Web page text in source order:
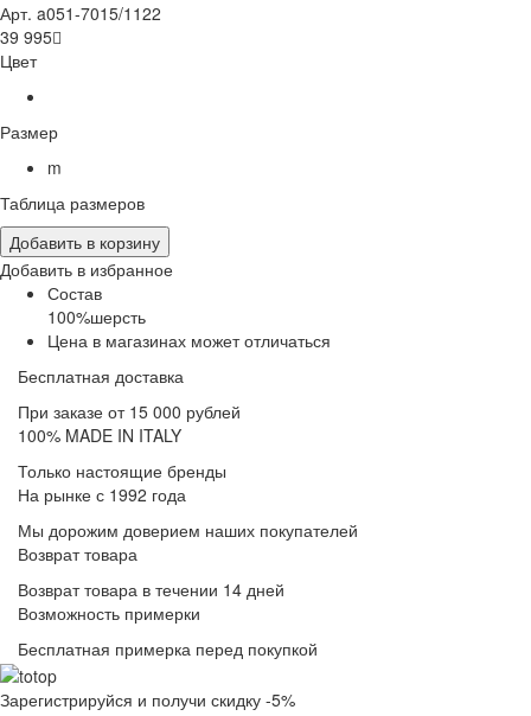
Арт. a051-7015/1122
39 995
Цвет
Размер
m
Таблица размеров
Добавить в корзину
Добавить в избранное
Состав
100%шерсть
Цена в магазинах может отличаться
Бесплатная доставка
При заказе от 15 000 рублей
100% MADE IN ITALY
Только настоящие бренды
На рынке с 1992 года
Мы дорожим доверием наших покупателей
Возврат товара
Возврат товара в течении 14 дней
Возможность примерки
Бесплатная примерка перед покупкой
Зарегистрируйся и получи скидку -5%